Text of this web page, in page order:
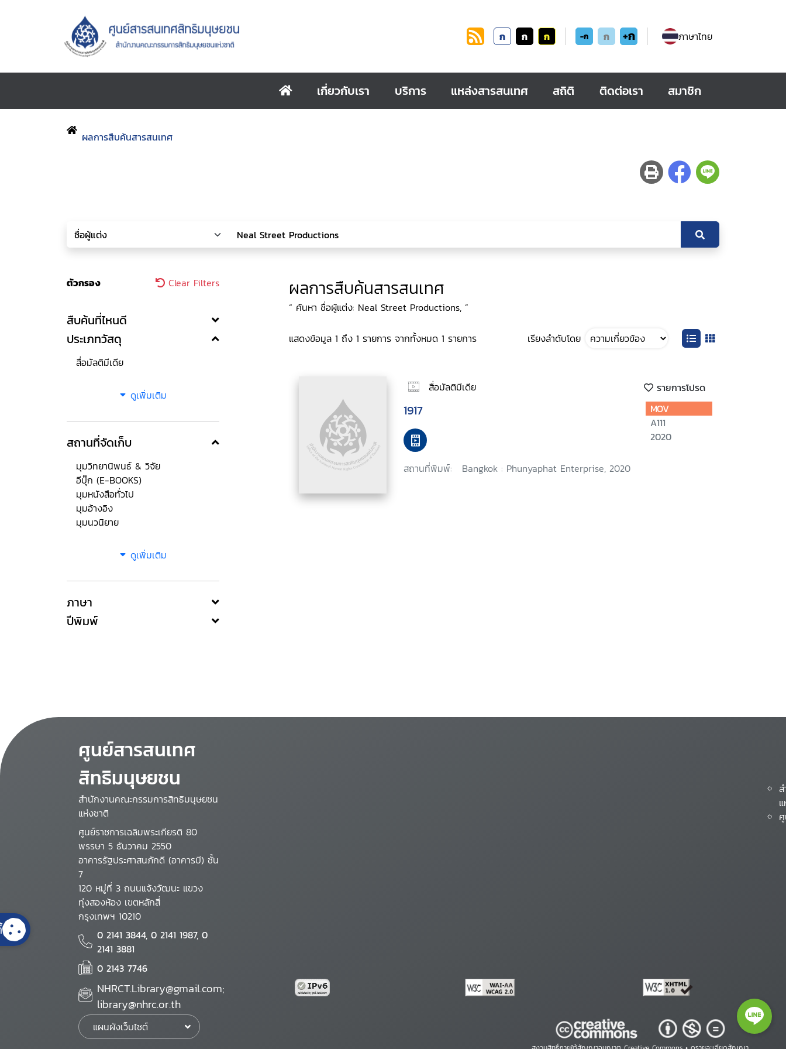
ก ก ก -ก ก +ก ภาษาไทย
เกี่ยวกับเรา บริการ แหล่งสารสนเทศ สถิติ ติดต่อเรา สมาชิก
ผลการสืบค้นสารสนเทศ
ตัวกรอง Clear Filters
สืบค้นที่ไหนดี
ประเภทวัสดุ
สื่อมัลติมีเดีย
ดูเพิ่มเติม
สถานที่จัดเก็บ
มุมวิทยานิพนธ์ & วิจัย
อีบุ๊ก (E-BOOKS)
มุมหนังสือทั่วไป
มุมอ้างอิง
มุมนวนิยาย
ดูเพิ่มเติม
ภาษา
ปีพิมพ์
ผลการสืบค้นสารสนเทศ
“ ค้นหา ชื่อผู้แต่ง: Neal Street Productions, ”
แสดงข้อมูล 1 ถึง 1 รายการ จากทั้งหมด 1 รายการ เรียงลำดับโดย
สื่อมัลติมีเดีย รายการโปรด
1917
สถานที่พิมพ์: Bangkok : Phunyaphat Enterprise, 2020
MOV
A111
2020
ศูนย์สารสนเทศ
สิทธิมนุษยชน
สำนักงานคณะกรรมการสิทธิมนุษยชน
แห่งชาติ
ศูนย์ราชการเฉลิมพระเกียรติ 80
พรรษา 5 ธันวาคม 2550
อาคารรัฐประศาสนภักดี (อาคารบี) ชั้น
7
120 หมู่ที่ 3 ถนนแจ้งวัฒนะ แขวง
ทุ่งสองห้อง เขตหลักสี่
กรุงเทพฯ 10210
0 2141 3844, 0 2141 1987, 0
2141 3881
0 2143 7746
NHRCT.Library@gmail.com;
library@nhrc.or.th
แผนผังเว็บไซต์